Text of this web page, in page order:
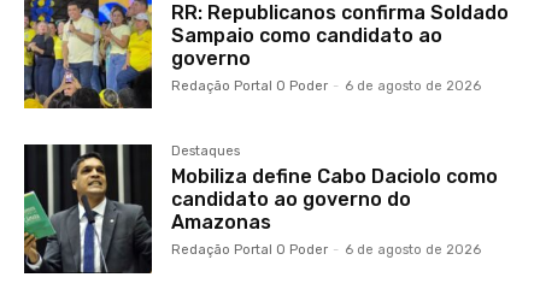
RR: Republicanos confirma Soldado
Sampaio como candidato ao
governo
Redação Portal O Poder - 6 de agosto de 2026
Destaques
Mobiliza define Cabo Daciolo como
candidato ao governo do
Amazonas
Redação Portal O Poder - 6 de agosto de 2026